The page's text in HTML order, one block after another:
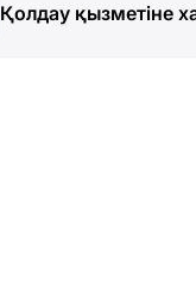
Қолдау қызметіне